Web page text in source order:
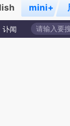
mini+
讣闻